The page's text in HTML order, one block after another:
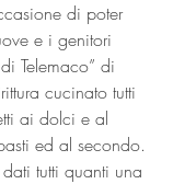
di poter
e i genitori
Telemaco” di
cucinato tutti
ai dolci e al
ed al secondo.
tutti quanti una